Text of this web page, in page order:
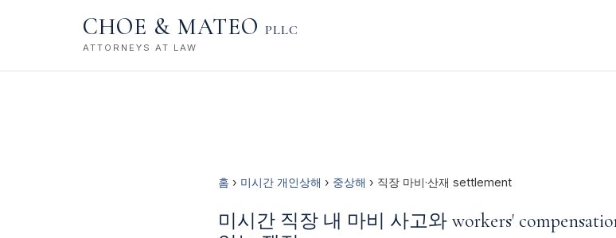
CHOE & MATEO PLLC
ATTORNEYS AT LAW
홈 › 미시간 개인상해 › 중상해 › 직장 마비·산재 settlement
미시간 직장 내 마비 사고와 workers'